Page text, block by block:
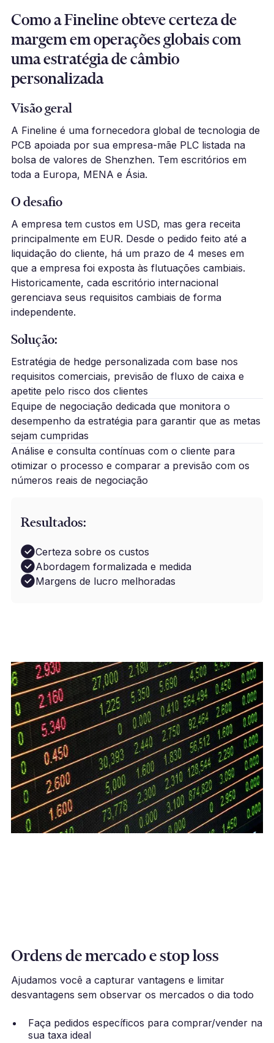
Como a Fineline obteve certeza de
margem em operações globais com
uma estratégia de câmbio
personalizada
Visão geral
A Fineline é uma fornecedora global de tecnologia de
PCB apoiada por sua empresa-mãe PLC listada na
bolsa de valores de Shenzhen. Tem escritórios em
toda a Europa, MENA e Ásia.
O desafio
A empresa tem custos em USD, mas gera receita
principalmente em EUR. Desde o pedido feito até a
liquidação do cliente, há um prazo de 4 meses em
que a empresa foi exposta às flutuações cambiais.
Historicamente, cada escritório internacional
gerenciava seus requisitos cambiais de forma
independente.
Solução:
Estratégia de hedge personalizada com base nos
requisitos comerciais, previsão de fluxo de caixa e
apetite pelo risco dos clientes
Equipe de negociação dedicada que monitora o
desempenho da estratégia para garantir que as metas
sejam cumpridas
Análise e consulta contínuas com o cliente para
otimizar o processo e comparar a previsão com os
números reais de negociação
Resultados:
Certeza sobre os custos
Abordagem formalizada e medida
Margens de lucro melhoradas
Ordens de mercado e stop loss
Ajudamos você a capturar vantagens e limitar
desvantagens sem observar os mercados o dia todo
Faça pedidos específicos para comprar/vender na
sua taxa ideal